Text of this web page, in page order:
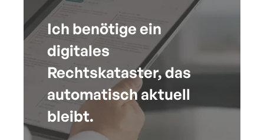
Ich benötige ein
digitales
Rechtskataster, das
automatisch aktuell
bleibt.